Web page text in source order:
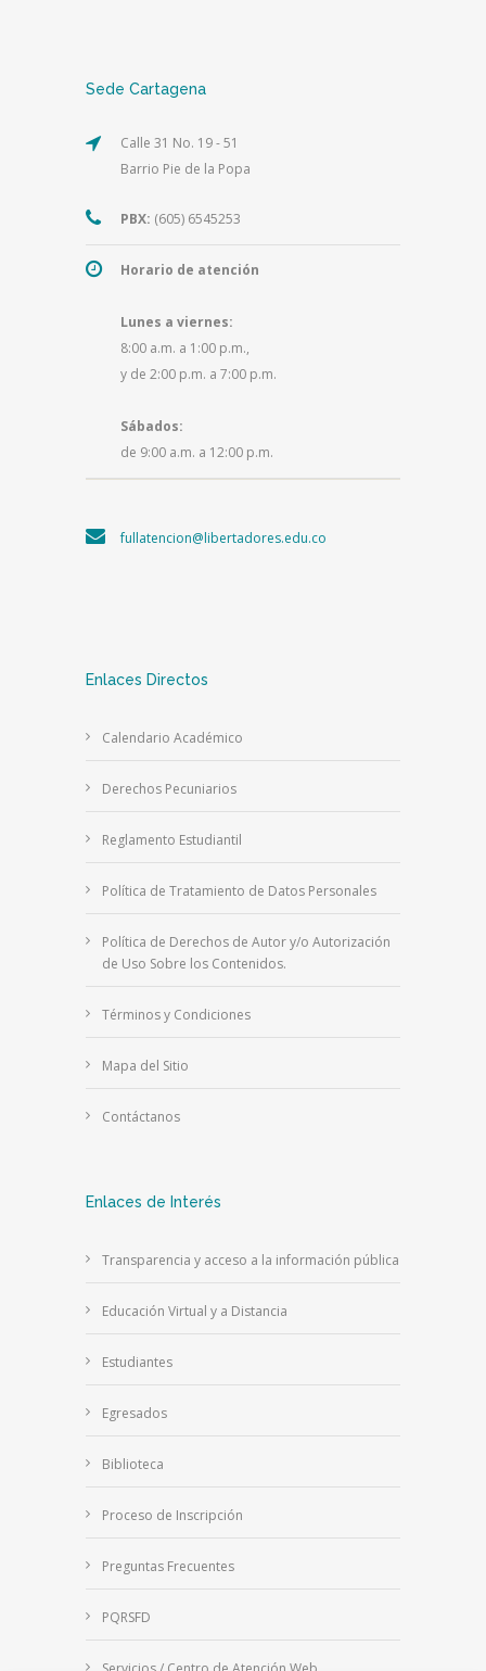
Sede Cartagena
Calle 31 No. 19 - 51
Barrio Pie de la Popa
PBX: (605) 6545253
Horario de atención
Lunes a viernes:
8:00 a.m. a 1:00 p.m.,
y de 2:00 p.m. a 7:00 p.m.
Sábados:
de 9:00 a.m. a 12:00 p.m.
fullatencion@libertadores.edu.co
Enlaces Directos
Calendario Académico
Derechos Pecuniarios
Reglamento Estudiantil
Política de Tratamiento de Datos Personales
Política de Derechos de Autor y/o Autorización
de Uso Sobre los Contenidos.
Términos y Condiciones
Mapa del Sitio
Contáctanos
Enlaces de Interés
Transparencia y acceso a la información pública
Educación Virtual y a Distancia
Estudiantes
Egresados
Biblioteca
Proceso de Inscripción
Preguntas Frecuentes
PQRSFD